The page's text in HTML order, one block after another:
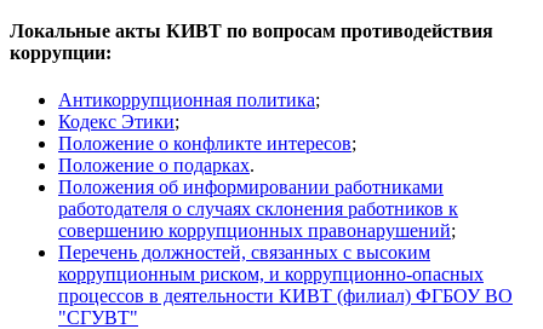
Локальные акты КИВТ по вопросам противодействия
коррупции:
Антикоррупционная политика;
Кодекс Этики;
Положение о конфликте интересов;
Положение о подарках.
Положения об информировании работниками
работодателя о случаях склонения работников к
совершению коррупционных правонарушений;
Перечень должностей, связанных с высоким
коррупционным риском, и коррупционно-опасных
процессов в деятельности КИВТ (филиал) ФГБОУ ВО
"СГУВТ"